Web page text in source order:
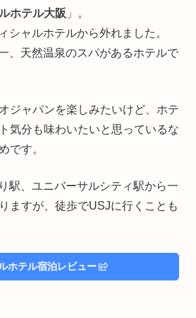
ホテル大阪 」。
シャルホテルから外れました。
、天然温泉のスパがあるホテルで
ジャパンを楽しみたいけど、ホテ
気分も味わいたいと思っているな
です。
駅、ユニバーサルシティ駅から一
ますが、徒歩でUSJに行くことも
ホテル宿泊レビュー